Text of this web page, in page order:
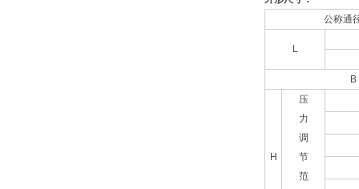
公称通
L
B
H
压
力
调
节
范